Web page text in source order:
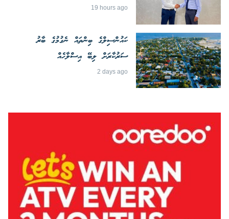
19 hours ago
ކައުންސިލްގެ ބިންތައް ނެގުމުގެ ބާރު
ސަރުކާރަށް ލިބޭ އިސްލާހެއް
2 days ago